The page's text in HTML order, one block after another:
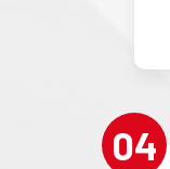
04